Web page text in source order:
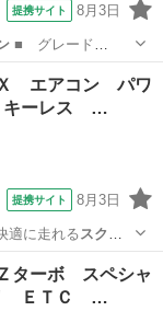
提携サイト 8月3日
■ グレード
Ｘ エアコン パワ
キーレス …
提携サイト 8月3日
に走れる スクラ
ターボ スペシャ
ＥＴＣ …